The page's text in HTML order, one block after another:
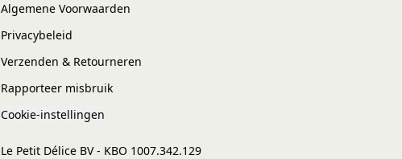
Algemene Voorwaarden
Privacybeleid
Verzenden & Retourneren
Rapporteer misbruik
Cookie-instellingen
Le Petit Délice BV - KBO 1007.342.129